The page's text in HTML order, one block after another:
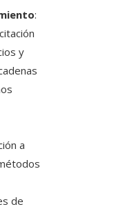
:
y
a
de